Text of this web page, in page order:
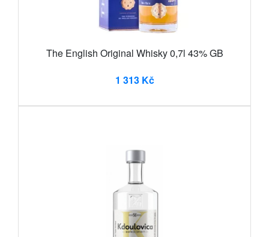
The English Original Whisky 0,7l 43% GB
1 313 Kč